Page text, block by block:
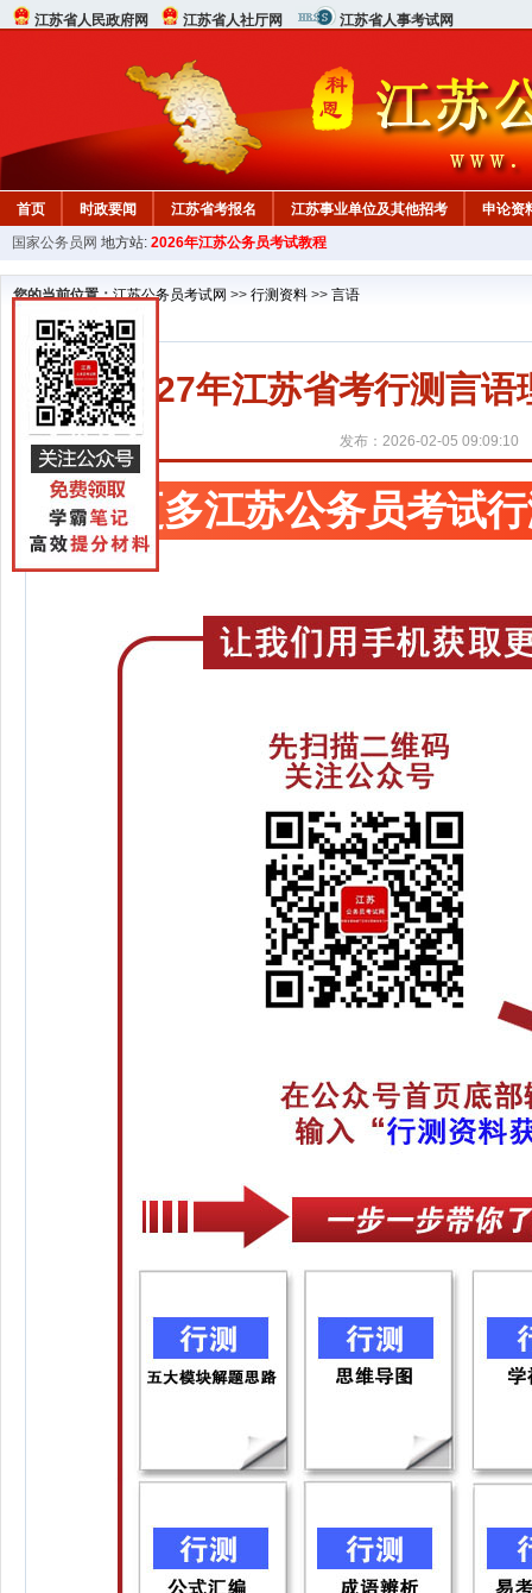
江苏省人民政府网 江苏省人社厅网 江苏省人事考试网
首页 时政要闻 江苏省考报名 江苏事业单位及其他招考
申论资
国家公务员网 地方站: 2026年江苏公务员考试教程
您的当前位置：江苏公务员考试网 >> 行测资料 >> 言语
2027年江苏省考行测言
发布：2026-02-05 09:09:10
更多江苏公务员考试